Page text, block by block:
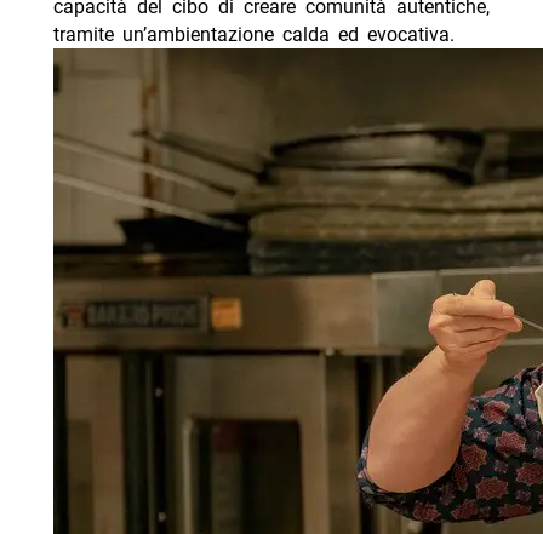
capacità del cibo di creare comunità autentiche,
tramite un’ambientazione calda ed evocativa.